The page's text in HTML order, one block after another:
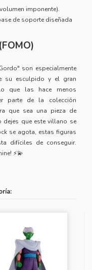
imponente).
de soporte diseñada
son especialmente
su esculpido y el gran
que las hace menos
parte de la colección
que sea una pieza de
dejes que este villano se
se agota, estas figuras
difíciles de conseguir.
⚡💫